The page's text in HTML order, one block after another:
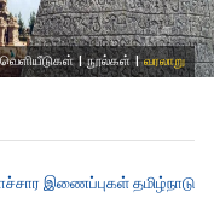
வெளியீடுகள் | நூல்கள் |வரலாறு
இணைப்புகள் தமிழ்நாடு